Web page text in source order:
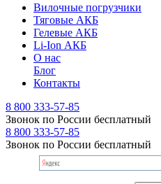
Вилочные погрузчики
Тяговые АКБ
Гелевые АКБ
Li-Ion АКБ
О нас
Блог
Контакты
8 800 333-57-85
Звонок по России бесплатный
8 800 333-57-85
Звонок по России бесплатный